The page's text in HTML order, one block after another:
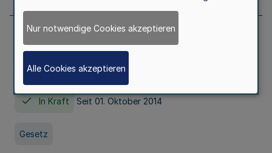
Gesetz über die Hochschulen des Landes
Nordrhein-Westfalen (Hochschulgesetz -
HG)
In Kraft Seit 01. Oktober 2014
Gesetz
Nur notwendige Cookies akzeptieren
Alle Cookies akzeptieren